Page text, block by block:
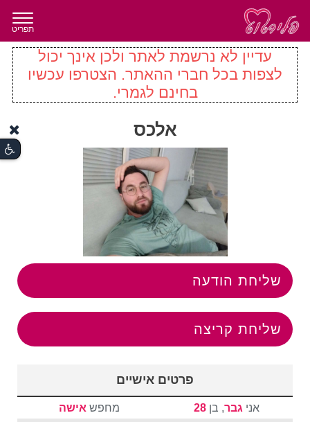
תפריט
עדיין לא נרשמת לאתר ולכן אינך יכול
לצפות בכל חברי ההאתר. הצטרפו עכשיו
בחינם לגמרי.
אלכס
שליחת הודעה
שליחת קריצה
פרטים אישיים
אני גבר, בן 28 מחפש אישה